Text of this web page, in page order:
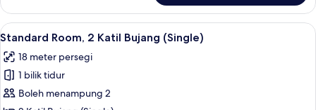
Room,
Katil
(Queen),
Accessible
Lihat
semua
foto
untuk
Standard
Standard Room, 2 Katil Bujang
7
Standard Room, 2 Katil Bujang (Single)
18 meter persegi
1 bilik tidur
Boleh menampung 2